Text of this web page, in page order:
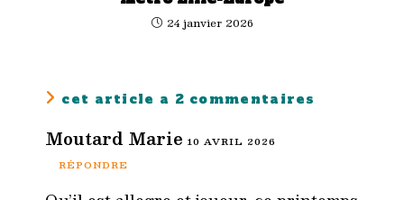
24 janvier 2026
cet article a 2 commentaires
Moutard Marie 10 AVRIL 2026
RÉPONDRE